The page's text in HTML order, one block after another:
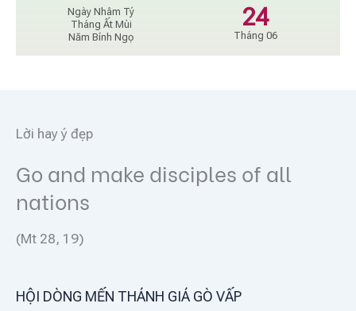
Ngày Nhâm Tý
Tháng Ất Mùi
Năm Bính Ngọ
24
Tháng 06
Lời hay ý đẹp
Go and make disciples of all
nations
(Mt 28, 19)
HỘI DÒNG MẾN THÁNH GIÁ GÒ VẤP